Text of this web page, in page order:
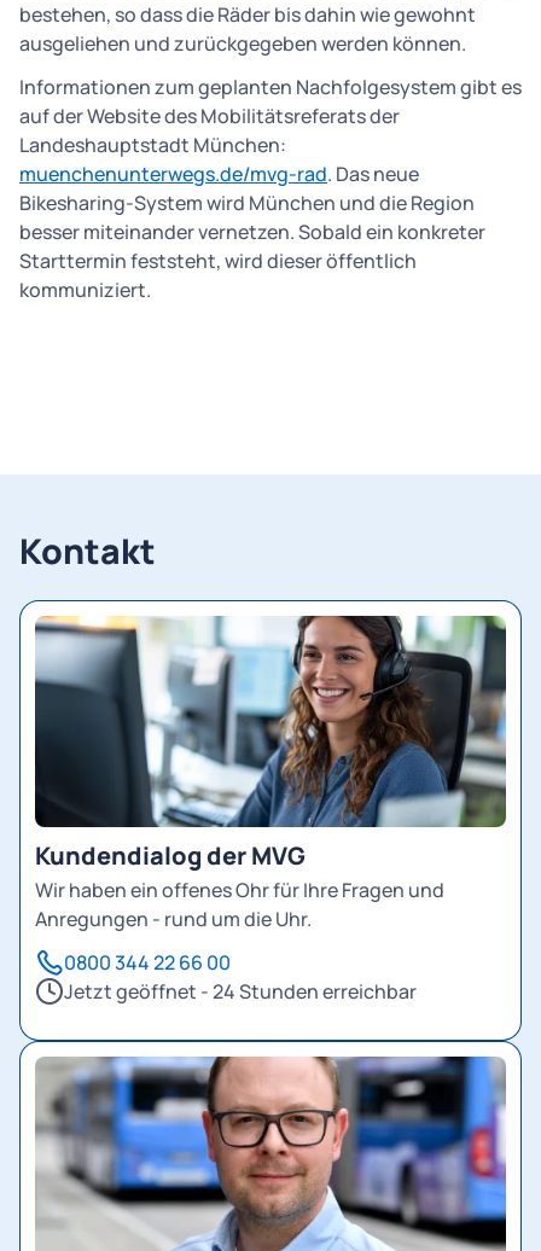
bestehen, so dass die Räder bis dahin wie gewohnt
ausgeliehen und zurückgegeben werden können.
Informationen zum geplanten Nachfolgesystem gibt es
auf der Website des Mobilitätsreferats der
Landeshauptstadt München:
muenchenunterwegs.de/mvg-rad. Das neue
Bikesharing-System wird München und die Region
besser miteinander vernetzen. Sobald ein konkreter
Starttermin feststeht, wird dieser öffentlich
kommuniziert.
Kontakt
Kundendialog der MVG
Wir haben ein offenes Ohr für Ihre Fragen und
Anregungen - rund um die Uhr.
0800 344 22 66 00
Jetzt geöffnet - 24 Stunden erreichbar